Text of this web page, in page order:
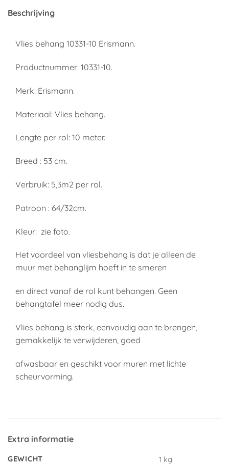
Beschrijving
Vlies behang 10331-10 Erismann.
Productnummer: 10331-10.
Merk: Erismann.
Materiaal: Vlies behang.
Lengte per rol: 10 meter.
Breed : 53 cm.
Verbruik: 5,3m2 per rol.
Patroon : 64/32cm.
Kleur: zie foto.
Het voordeel van vliesbehang is dat je alleen de
muur met behanglijm hoeft in te smeren
en direct vanaf de rol kunt behangen. Geen
behangtafel meer nodig dus.
Vlies behang is sterk, eenvoudig aan te brengen,
gemakkelijk te verwijderen, goed
afwasbaar en geschikt voor muren met lichte
scheurvorming.
Extra informatie
GEWICHT 1 kg